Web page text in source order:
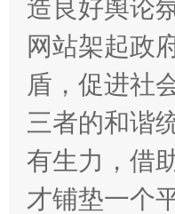
造良好舆论
网站架起政
盾，促进社
三者的和谐
有生力，借
才铺垫一个